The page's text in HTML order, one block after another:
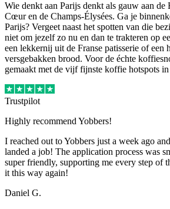
Wie denkt aan Parijs denkt als gauw aan de
Cœur en de Champs-Élysées. Ga je
Parijs? Vergeet naast het spotten van die
niet om jezelf zo nu en dan te trakteren op
een lekkernij uit de Franse patisserie of een
versgebakken brood. Voor de échte
gemaakt met de vijf fijnste koffie hotspots in
Trustpilot
Highly recommend Yobbers!
I reached out to Yobbers just a week ago
landed a job! The application process was
super friendly, supporting me every step of
it this way again!
Daniel G.